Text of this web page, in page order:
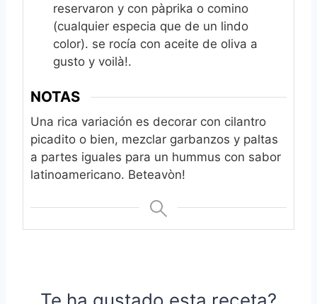
reservaron y con pàprika o comino
(cualquier especia que de un lindo
color). se rocía con aceite de oliva a
gusto y voilà!.
NOTAS
Una rica variación es decorar con cilantro
picadito o bien, mezclar garbanzos y paltas
a partes iguales para un hummus con sabor
latinoamericano. Beteavòn!